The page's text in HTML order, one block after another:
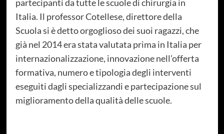
partecipanti da tutte le scuole di chirurgia in
Italia. Il professor Cotellese, direttore della
Scuola si è detto orgoglioso dei suoi ragazzi, che
già nel 2014 era stata valutata prima in Italia per
internazionalizzazione, innovazione nell’offerta
formativa, numero e tipologia degli interventi
eseguiti dagli specializzandi e partecipazione sul
miglioramento della qualità delle scuole.